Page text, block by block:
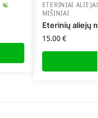
ETERINIAI
MIŠINIAI
Eterinių aliejų
15.00€